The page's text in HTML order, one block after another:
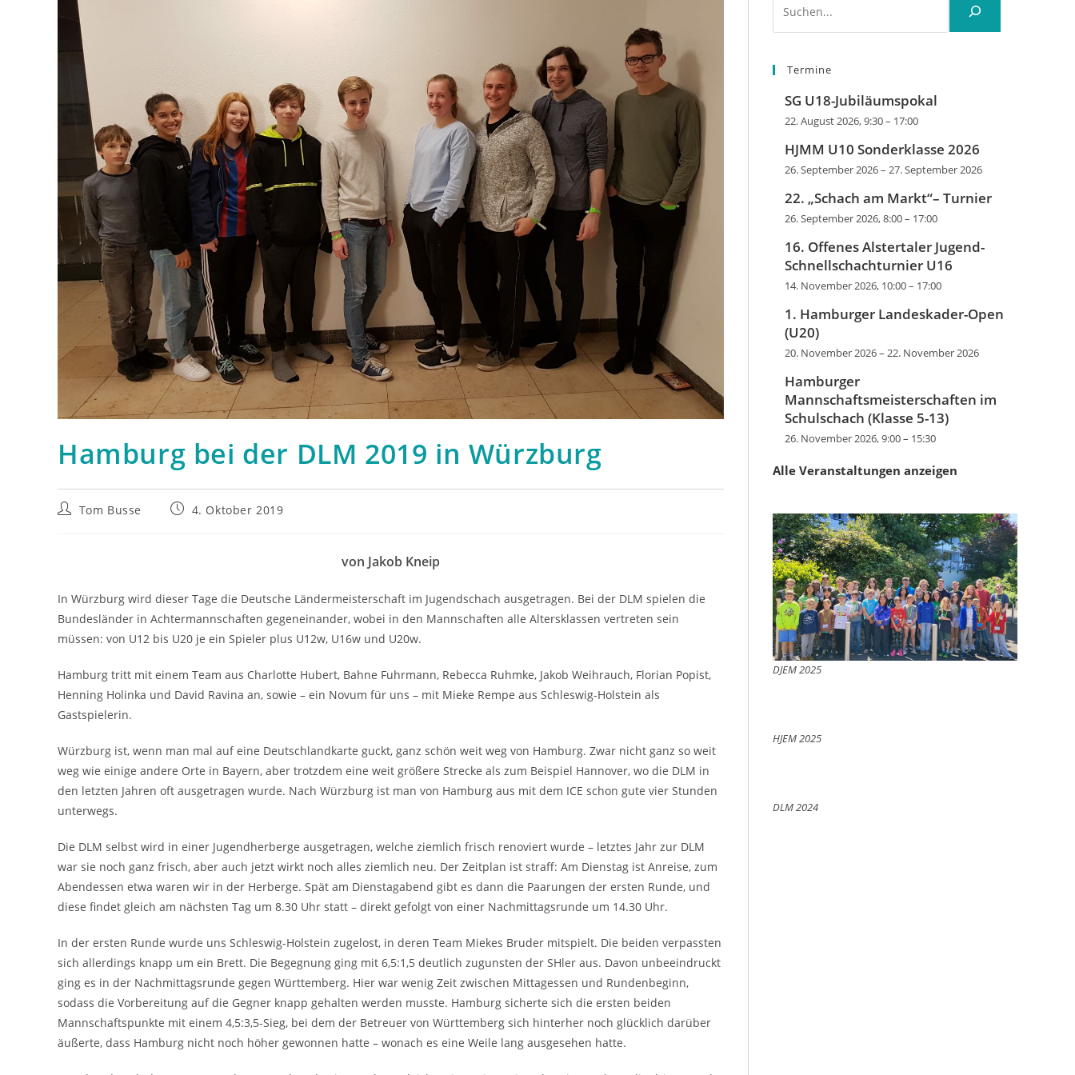
Hamburg bei der DLM 2019 in Würzburg
Beitrags-
Tom Busse
Beitrag4. Oktober 2019
von Jakob Kneip
In Würzburg wird dieser Tage die Deutsche Ländermeisterschaft im Jugendschach ausgetragen. Bei der DLM spielen die
Bundesländer in Achtermannschaften gegeneinander, wobei in den Mannschaften alle Altersklassen vertreten sein
müssen: von U12 bis U20 je ein Spieler plus U12w, U16w und U20w.
Hamburg tritt mit einem Team aus Charlotte Hubert, Bahne Fuhrmann, Rebecca Ruhmke, Jakob Weihrauch, Florian Popist,
Henning Holinka und David Ravina an, sowie – ein Novum für uns – mit Mieke Rempe aus Schleswig-Holstein als
Gastspielerin.
Würzburg ist, wenn man mal auf eine Deutschlandkarte guckt, ganz schön weit weg von Hamburg. Zwar nicht ganz so weit
weg wie einige andere Orte in Bayern, aber trotzdem eine weit größere Strecke als zum Beispiel Hannover, wo die DLM in
den letzten Jahren oft ausgetragen wurde. Nach Würzburg ist man von Hamburg aus mit dem ICE schon gute vier Stunden
unterwegs.
Die DLM selbst wird in einer Jugendherberge ausgetragen, welche ziemlich frisch renoviert wurde – letztes Jahr zur DLM
war sie noch ganz frisch, aber auch jetzt wirkt noch alles ziemlich neu. Der Zeitplan ist straff: Am Dienstag ist Anreise, zum
Abendessen etwa waren wir in der Herberge. Spät am Dienstagabend gibt es dann die Paarungen der ersten Runde, und
diese findet gleich am nächsten Tag um 8.30 Uhr statt – direkt gefolgt von einer Nachmittagsrunde um 14.30 Uhr.
In der ersten Runde wurde uns Schleswig-Holstein zugelost, in deren Team Miekes Bruder mitspielt. Die beiden verpassten
sich allerdings knapp um ein Brett. Die Begegnung ging mit 6,5:1,5 deutlich zugunsten der SHler aus. Davon unbeeindruckt
ging es in der Nachmittagsrunde gegen Württemberg. Hier war wenig Zeit zwischen Mittagessen und Rundenbeginn,
sodass die Vorbereitung auf die Gegner knapp gehalten werden musste. Hamburg sicherte sich die ersten beiden
Mannschaftspunkte mit einem 4,5:3,5-Sieg, bei dem der Betreuer von Württemberg sich hinterher noch glücklich darüber
äußerte, dass Hamburg nicht noch höher gewonnen hatte – wonach es eine Weile lang ausgesehen hatte.
Termine
SG U18-Jubiläumspokal
22. August 2026, 9:30– 17:00
HJMM U10 Sonderklasse 2026
26. September 2026– 27. September 2026
22. „Schach am Markt“– Turnier
26. September 2026, 8:00– 17:00
16. Offenes Alstertaler Jugend-
Schnellschachturnier U16
14. November 2026, 10:00– 17:00
1. Hamburger Landeskader-Open
(U20)
20. November 2026– 22. November 2026
Hamburger
Mannschaftsmeisterschaften im
Schulschach (Klasse 5-13)
26. November 2026, 9:00– 15:30
Alle Veranstaltungen anzeigen
DJEM 2025
HJEM 2025
DLM 2024